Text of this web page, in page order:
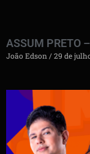
ASSUM PRETO
João Edson 29 de